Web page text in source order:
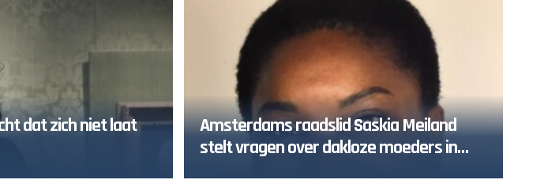
dat zich niet laat
Amsterdams raadslid Saskia Meiland
stelt vragen over dakloze moeders in